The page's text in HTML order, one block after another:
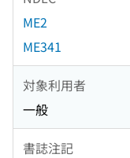
ME2
ME341
対象利用者
一般
書誌注記